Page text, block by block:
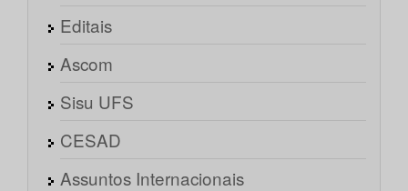
Editais
Ascom
Sisu UFS
CESAD
Assuntos Internacionais